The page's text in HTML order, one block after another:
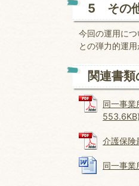
5 その
今回の運用に
との弾力的運
関連書
同一事業
553.6KB)
介護保
同一事